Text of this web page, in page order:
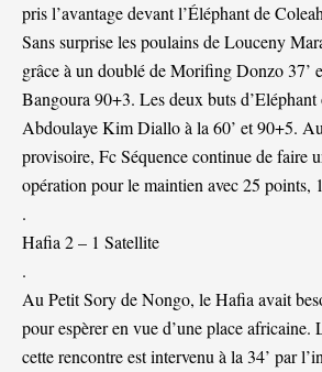
pris l’avantage devant l’Éléphant de
Sans surprise les poulains de Louceny
grâce à un doublé de Morifing Donzo 37’
Bangoura 90+3. Les deux buts d’Eléphant
Abdoulaye Kim Diallo à la 60’ et 90+5.
provisoire, Fc Séquence continue de faire
opération pour le maintien avec 25 points,
.
Hafia 2 – 1 Satellite
.
Au Petit Sory de Nongo, le Hafia avait
pour espèrer en vue d’une place africaine.
cette rencontre est intervenu à la 34’ par